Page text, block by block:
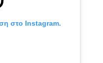
στο Instagram.